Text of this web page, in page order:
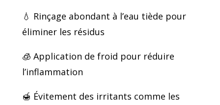
💧 Rinçage abondant à l’eau tiède pour
éliminer les résidus
🧊 Application de froid pour réduire
l’inflammation
🍯 Évitement des irritants comme les